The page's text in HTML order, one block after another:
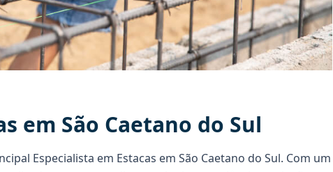
em São Caetano do Sul
Especialista em Estacas em São Caetano do Sul. Com um